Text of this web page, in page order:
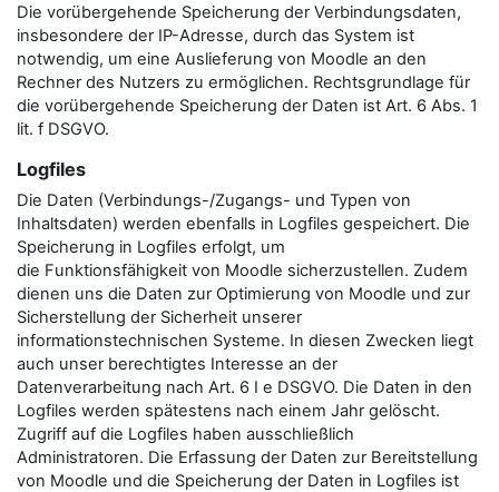
Die vorübergehende Speicherung der Verbindungsdaten,
insbesondere der IP-Adresse, durch das System ist
notwendig, um eine Auslieferung von Moodle an den
Rechner des Nutzers zu ermöglichen. Rechtsgrundlage für
die vorübergehende Speicherung der Daten ist Art. 6 Abs. 1
lit. f DSGVO.
Logfiles
Die Daten (Verbindungs-/Zugangs- und Typen von
Inhaltsdaten) werden ebenfalls in Logfiles gespeichert. Die
Speicherung in Logfiles erfolgt, um
die Funktionsfähigkeit von Moodle sicherzustellen. Zudem
dienen uns die Daten zur Optimierung von Moodle und zur
Sicherstellung der Sicherheit unserer
informationstechnischen Systeme. In diesen Zwecken liegt
auch unser berechtigtes Interesse an der
Datenverarbeitung nach Art. 6 I e DSGVO. Die Daten in den
Logfiles werden spätestens nach einem Jahr gelöscht.
Zugriff auf die Logfiles haben ausschließlich
Administratoren. Die Erfassung der Daten zur Bereitstellung
von Moodle und die Speicherung der Daten in Logfiles ist